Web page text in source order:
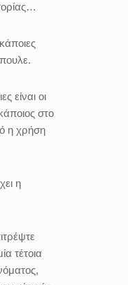
είναι οι
στο
η χρήση
η
τέτοια